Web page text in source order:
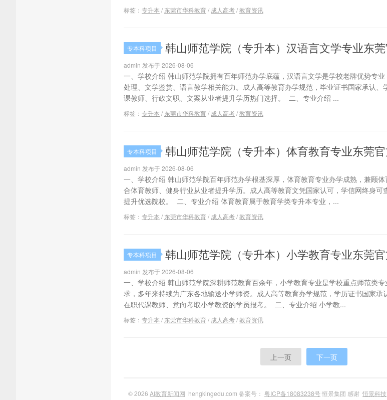
标签： 专升本 / 东莞市华科教育/ 成人高考/教育资讯
专本科项目 韩山师范学院（专升本）汉语言文学专业东
admin 发布于 2026-08-06
一、学校介绍 韩山师范学院拥有百年师范办学底蕴，汉语言文学是学校老牌优势专
处理、文学鉴赏、语言教学相关能力。成人高等教育办学规范，毕业证书国家承认、
课教师、行政文职、文案从业者提升学历热门选择。 二、专业介绍 ...
标签： 专升本 / 东莞市华科教育/ 成人高考/教育资讯
专本科项目 韩山师范学院（专升本）体育教育专业东莞
admin 发布于 2026-08-06
一、学校介绍 韩山师范学院百年师范办学根基深厚，体育教育专业办学成熟，兼顾
合体育教师、健身行业从业者提升学历。成人高等教育文凭国家认可，学信网终身可
提升优选院校。 二、专业介绍 体育教育属于教育学类专升本专业，...
标签： 专升本 / 东莞市华科教育/ 成人高考/教育资讯
专本科项目 韩山师范学院（专升本）小学教育专业东莞
admin 发布于 2026-08-06
一、学校介绍 韩山师范学院深耕师范教育百余年，小学教育专业是学校重点师范类
求，多年来持续为广东各地输送小学师资。成人高等教育办学规范，学历证书国家承
在职代课教师、意向考取小学教资的学员报考。 二、专业介绍 小学教...
标签： 专升本 / 东莞市华科教育/ 成人高考/教育资讯
上一页 下一页
© 2026 AI教育新闻网 hengkingedu.com 备案号： 粤ICP备18083238号恒景集团 感谢 恒景科技